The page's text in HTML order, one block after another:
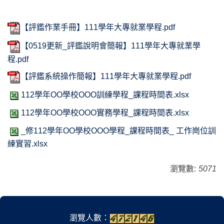
【評鑑作業手冊】111學年大專就業學程.pdf
【0519更新_評鑑說明會簡報】111學年大專就業學
程.pdf
【評鑑系統操作簡報】111學年大專就業學程.pdf
112學年OO學校OOO訓練學程_課程時間表.xlsx
112學年OO學校OOO實務學程_課程時間表.xlsx
_修112學年OO學校OOO學程_課程時間表_ 工作崗位訓
練實習.xlsx
瀏覽數: 5071
瀏覽人數：